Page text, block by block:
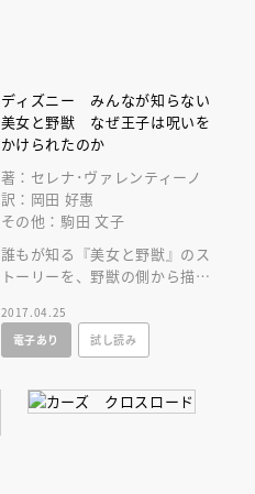
ディズニー みんなが知らない
美女と野獣 なぜ王子は呪いを
かけられたのか
著：セレナ･ヴァレンティーノ
訳：岡田 好惠
その他：駒田 文子
誰もが知る『美女と野獣』のス
トーリーを、野獣の側から描
の王子を野獣にまで変えたのは
何だったのか。
2017.04.25
電子あり
試し読み